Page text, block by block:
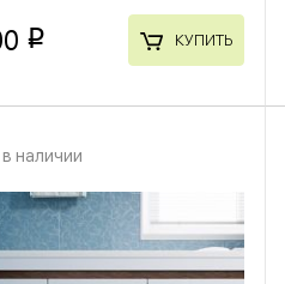
p КУПИТЬ
наличии